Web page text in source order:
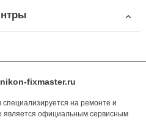
fixmaster.ru
на ремонте и
является официальным сервисным